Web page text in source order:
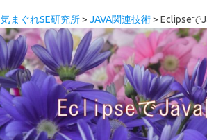
気まぐれSE研究所> JAVA関連技術> Eclipseで